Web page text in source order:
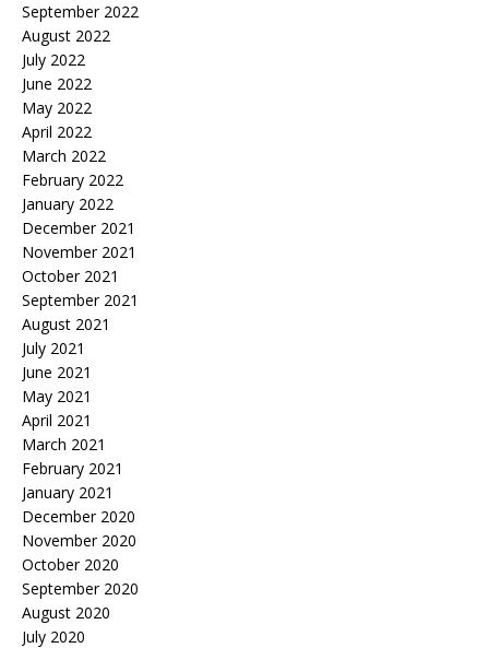
September 2022
August 2022
July 2022
June 2022
May 2022
April 2022
March 2022
February 2022
January 2022
December 2021
November 2021
October 2021
September 2021
August 2021
July 2021
June 2021
May 2021
April 2021
March 2021
February 2021
January 2021
December 2020
November 2020
October 2020
September 2020
August 2020
July 2020